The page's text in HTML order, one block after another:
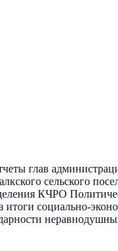
глав
сельского
КЧРО
социально-